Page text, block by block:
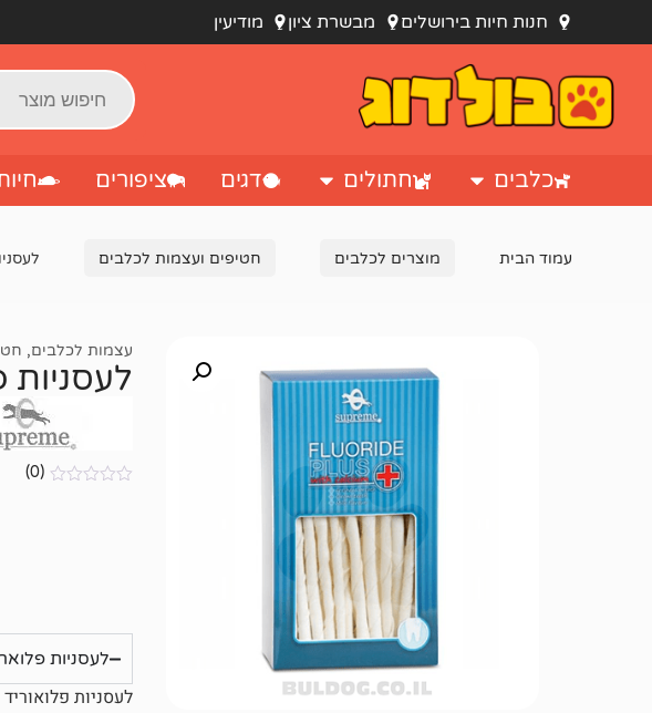
חנות חיות בירושלים מבשרת ציון מודיעין
כלבים חתולים דגים ציפורים
עמוד הבית מוצרים לכלבים חטיפים ועצמות לכלבים
עצמות לכלבים,
לעסניות
(0)
לעסניות
לעסניות